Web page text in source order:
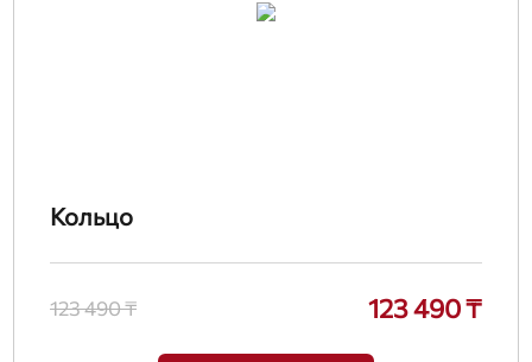
Кольцо
123 490 ₸ 123 490 ₸